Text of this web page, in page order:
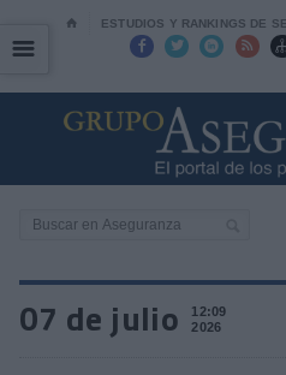
⌂ ESTUDIOS Y RANKINGS DE
   
☰
☰
07 de julio
12:09
2026